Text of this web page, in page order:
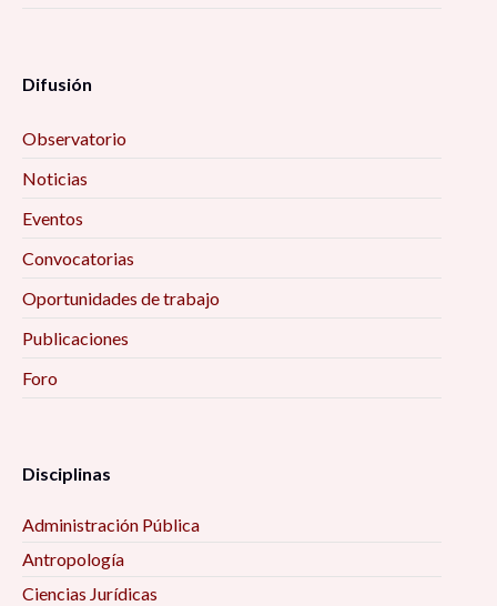
Difusión
Observatorio
Noticias
Eventos
Convocatorias
Oportunidades de trabajo
Publicaciones
Foro
Disciplinas
Administración Pública
Antropología
Ciencias Jurídicas